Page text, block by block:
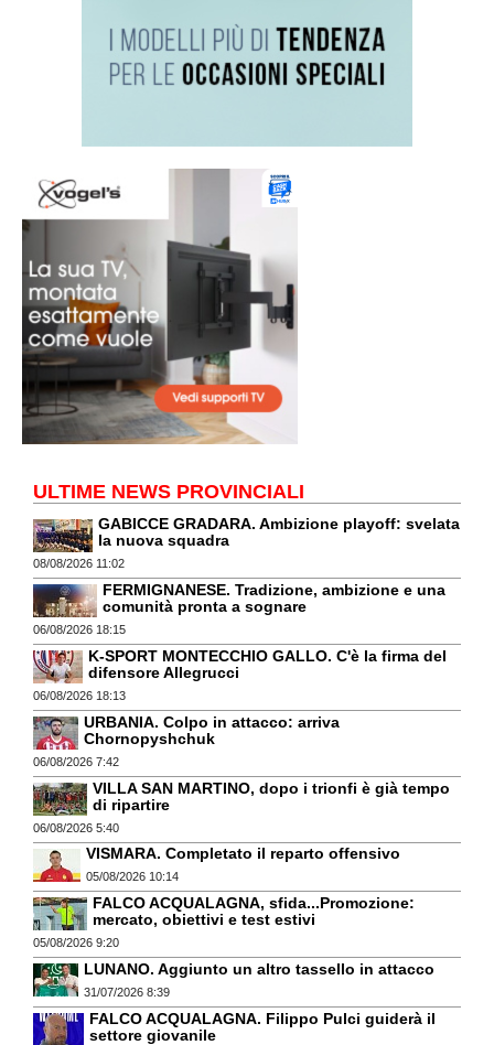
ULTIME NEWS PROVINCIALI
GABICCE GRADARA. Ambizione playoff: svelata
la nuova squadra
08/08/2026 11:02
FERMIGNANESE. Tradizione, ambizione e una
comunità pronta a sognare
06/08/2026 18:15
K-SPORT MONTECCHIO GALLO. C'è la firma del
difensore Allegrucci
06/08/2026 18:13
URBANIA. Colpo in attacco: arriva
Chornopyshchuk
06/08/2026 7:42
VILLA SAN MARTINO, dopo i trionfi è già tempo
di ripartire
06/08/2026 5:40
VISMARA. Completato il reparto offensivo
05/08/2026 10:14
FALCO ACQUALAGNA, sfida...Promozione:
mercato, obiettivi e test estivi
05/08/2026 9:20
LUNANO. Aggiunto un altro tassello in attacco
31/07/2026 8:39
FALCO ACQUALAGNA. Filippo Pulci guiderà il
settore giovanile